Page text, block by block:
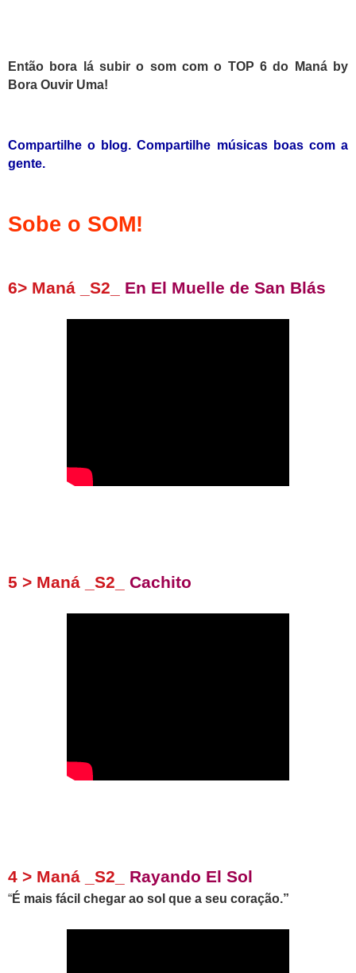
Então bora lá subir o som com o TOP 6 do Maná by
Bora Ouvir Uma!
Compartilhe o blog. Compartilhe músicas boas com a
gente.
Sobe o SOM!
6> Maná _S2_ En El Muelle de San Blás
5 > Maná _S2_ Cachito
4 > Maná _S2_ Rayando El Sol
“É mais fácil chegar ao sol que a seu coração.”